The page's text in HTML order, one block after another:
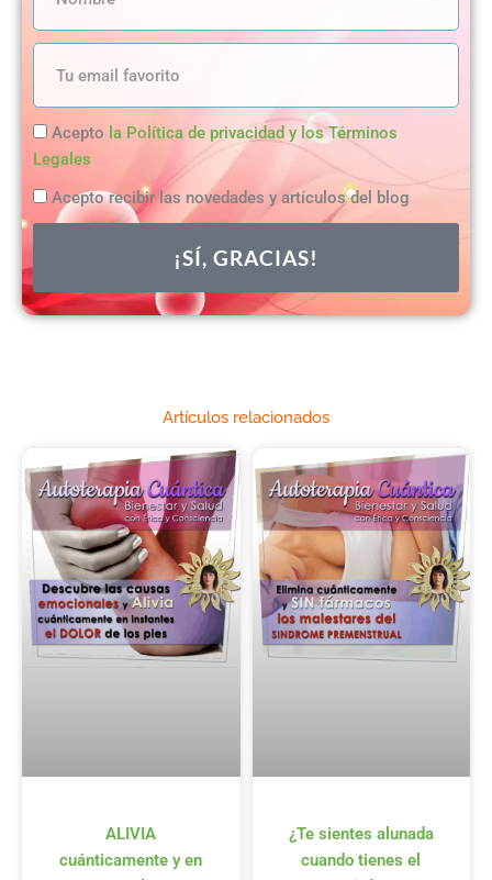
Legalidad
Acepto la Política de privacidad y los Términos
Legales
Acepto recibir las novedades y artículos del blog
¡SÍ, GRACIAS!
Artículos relacionados
ALIVIA
cuánticamente y en
¿Te sientes alunada
cuando tienes el